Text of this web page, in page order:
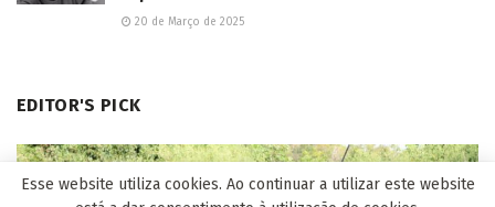
20 de Março de 2025
EDITOR'S PICK
Esse website utiliza cookies. Ao continuar a utilizar este website